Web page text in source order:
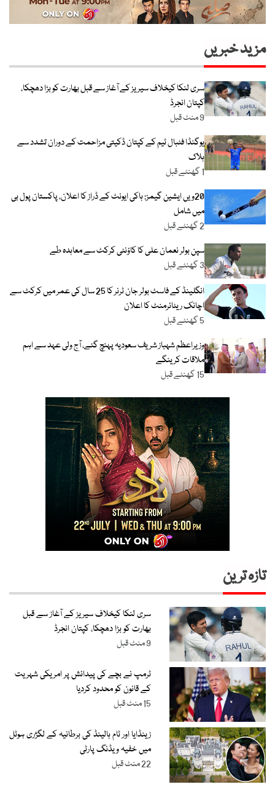
مزید خبریں
سری لنکا کیخلاف سیریز کے آغاز سے قبل بھارت کو بڑا دھچکا،
کپتان انجرڈ
9 منٹ قبل
یوگنڈا فٹبال ٹیم کے کپتان ڈکیتی مزاحمت کے دوران تشدد سے
ہلاک
1 گھنٹے قبل
20ویں ایشین گیمز: ہاکی ایونٹ کے ڈراز کا اعلان، پاکستان پول بی
میں شامل
2 گھنٹے قبل
سپن بولر نعمان علی کا کاؤنٹی کرکٹ سے معاہدہ طے
3 گھنٹے قبل
انگلینڈ کے فاسٹ بولر جان ٹرنر کا 25 سال کی عمر میں کرکٹ سے
اچانک ریٹائرمنٹ کا اعلان
5 گھنٹے قبل
وزیراعظم شہباز شریف سعودیہ پہنچ گئے، آج ولی عہد سے اہم
ملاقات کرینگے
15 گھنٹے قبل
تازہ ترین
سری لنکا کیخلاف سیریز کے آغاز سے قبل
بھارت کو بڑا دھچکا، کپتان انجرڈ
9 منٹ قبل
ٹرمپ نے بچے کی پیدائش پر امریکی شہریت
کے قانون کو محدود کردیا
15 منٹ قبل
زینڈایا اور ٹام ہالینڈ کی برطانیہ کے لگژری ہوٹل
میں خفیہ ویڈنگ پارٹی
22 منٹ قبل